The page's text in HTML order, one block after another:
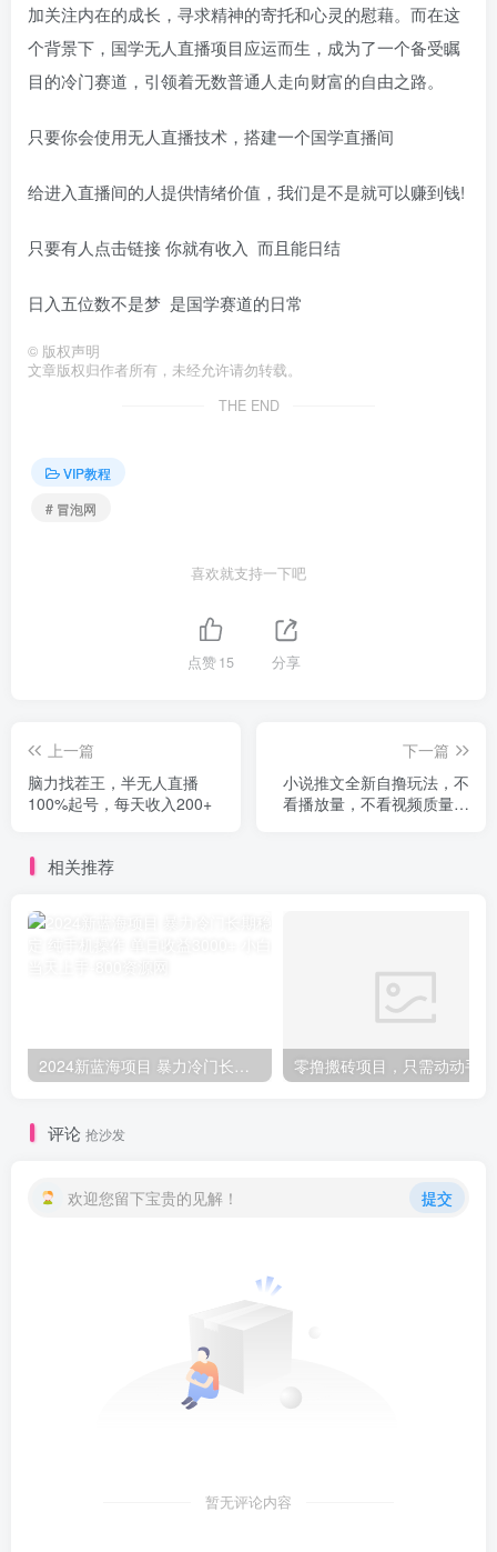
加关注内在的成长，寻求精神的寄托和心灵的慰藉。而在这
个背景下，国学无人直播项目应运而生，成为了一个备受瞩
目的冷门赛道，引领着无数普通人走向财富的自由之路。
只要你会使用无人直播技术，搭建一个国学直播间
给进入直播间的人提供情绪价值，我们是不是就可以赚到钱!
只要有人点击链接 你就有收入 而且能日结
日入五位数不是梦 是国学赛道的日常
© 版权声明
文章版权归作者所有，未经允许请勿转载。
THE END
VIP教程
# 冒泡网
喜欢就支持一下吧
点赞15 分享
上一篇
脑力找茬王，半无人直播
100%起号，每天收入200+
下一篇
小说推文全新自撸玩法，不
看播放量，不看视频质量，
相关推荐
评论 抢沙发
欢迎您留下宝贵的见解！ 提交
暂无评论内容